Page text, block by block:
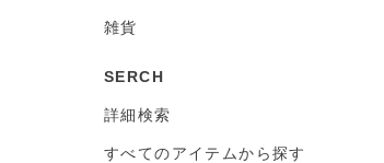
雑貨
SERCH
詳細検索
すべてのアイテムから探す